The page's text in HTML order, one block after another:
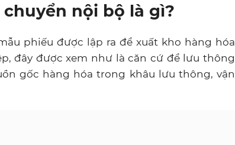
nội bộ là gì?
phiếu được lập ra để xuất kho hàng hóa
đây được xem như là căn cứ để lưu thông
gốc hàng hóa trong khâu lưu thông, vận